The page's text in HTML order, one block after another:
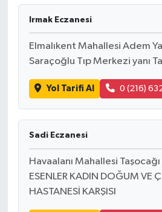
Irmak Eczanesi
Elmalıkent Mahallesi Adem
Saraçoğlu Tıp Merkezi yanı
Yol Tarifi Al 0 (216)
Sadi Eczanesi
Havaalanı Mahallesi
ESENLER KADIN DOĞUM VE
HASTANESİ KARŞISI